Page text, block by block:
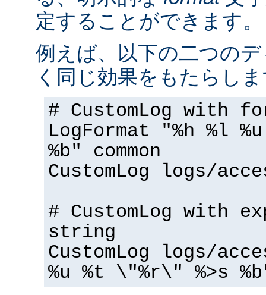
定することができます。
例えば、以下の二つの
く同じ効果をもたらし
# CustomLog with
LogFormat "%h %l
%b" common
CustomLog logs/
# CustomLog with
string
CustomLog logs/
%u %t \"%r\" %>s